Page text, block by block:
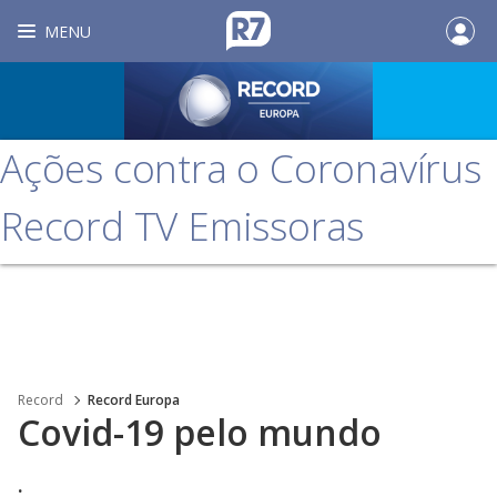
MENU
Ações contra o Coronavírus
Record TV Emissoras
Record Record Europa
Covid-19 pelo mundo
.